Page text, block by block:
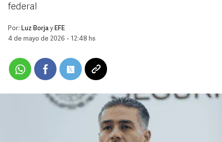
federal
Por: Luz Borja y EFE
4 de mayo de 2026 - 12:48 hs